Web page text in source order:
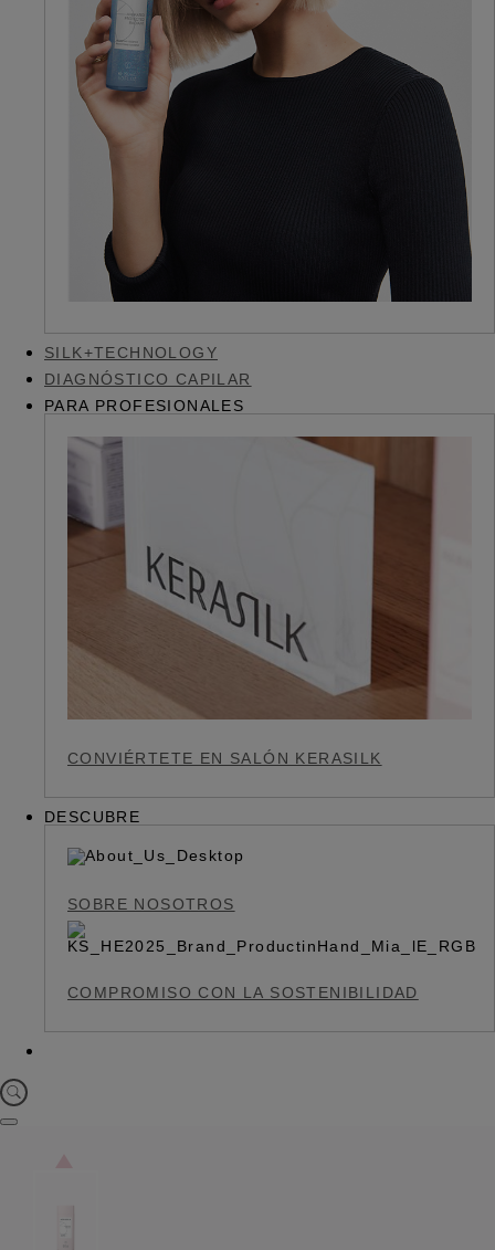
SILK+TECHNOLOGY
DIAGNÓSTICO CAPILAR
PARA PROFESIONALES
CONVIÉRTETE EN SALÓN KERASILK
DESCUBRE
SOBRE NOSOTROS
COMPROMISO CON LA SOSTENIBILIDAD